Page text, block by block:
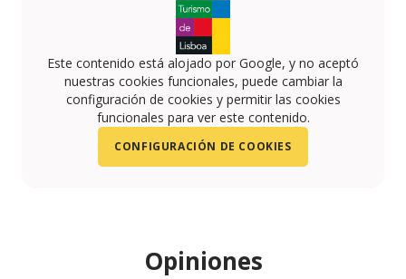
Este contenido está alojado por Google, y no aceptó
nuestras cookies funcionales, puede cambiar la
configuración de cookies y permitir las cookies
funcionales para ver este contenido.
CONFIGURACIÓN DE COOKIES
Opiniones